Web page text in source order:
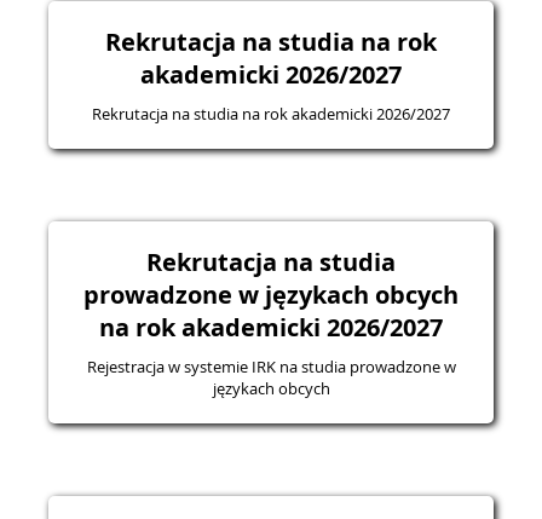
Rekrutacja na studia na rok
akademicki 2026/2027
Rekrutacja na studia na rok akademicki 2026/2027
Rekrutacja na studia
prowadzone w językach obcych
na rok akademicki 2026/2027
Rejestracja w systemie IRK na studia prowadzone w
językach obcych